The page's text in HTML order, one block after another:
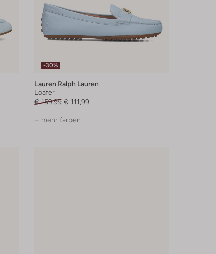
-30%
Lauren Ralph Lauren
Loafer
€ 159,99 € 111,99
+ mehr farben